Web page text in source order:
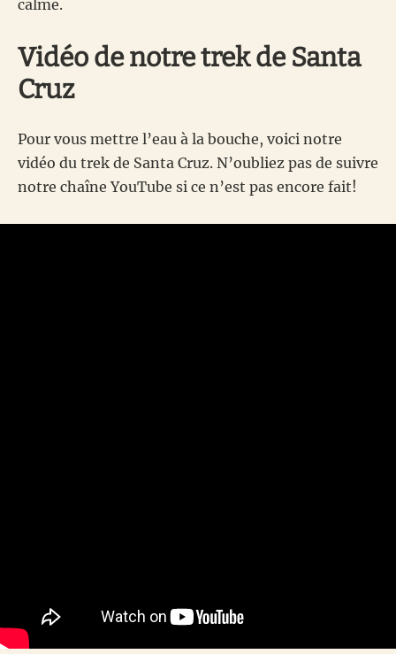
calme.
Vidéo de notre trek de Santa
Cruz
Pour vous mettre l’eau à la bouche, voici notre
vidéo du trek de Santa Cruz. N’oubliez pas de suivre
notre chaîne YouTube si ce n’est pas encore fait!